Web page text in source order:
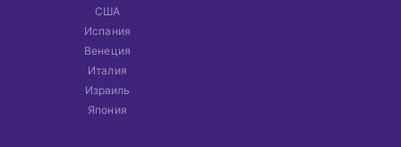
США
Испания
Венеция
Италия
Израиль
Япония